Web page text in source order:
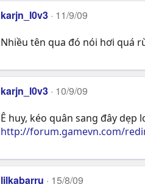
karjn_l0v3 11/9/09
Nhiều tên qua đó nói hơi quá
karjn_l0v3 10/9/09
Ê huy, kéo quân sang đây dẹp
http://forum.gamevn.com/
lilkabarru 15/8/09